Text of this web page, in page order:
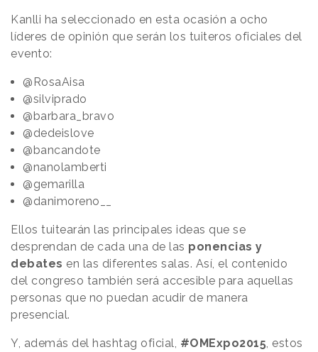
Kanlli ha seleccionado en esta ocasión a ocho
líderes de opinión que serán los tuiteros oficiales del
evento:
@RosaAisa
@silviprado
@barbara_bravo
@dedeislove
@bancandote
@nanolamberti
@gemarilla
@danimoreno__
Ellos tuitearán las principales ideas que se
desprendan de cada una de las ponencias y
debates en las diferentes salas. Así, el contenido
del congreso también será accesible para aquellas
personas que no puedan acudir de manera
presencial.
Y, además del hashtag oficial, #OMExpo2015 , estos